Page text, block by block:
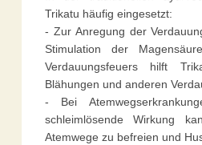
Trikatu häufig eingesetzt:
- Zur Anregung der
Stimulation der
Verdauungsfeuers hilft
Blähungen und anderen
- Bei
schleimlösende Wirkung
Atemwege zu befreien und